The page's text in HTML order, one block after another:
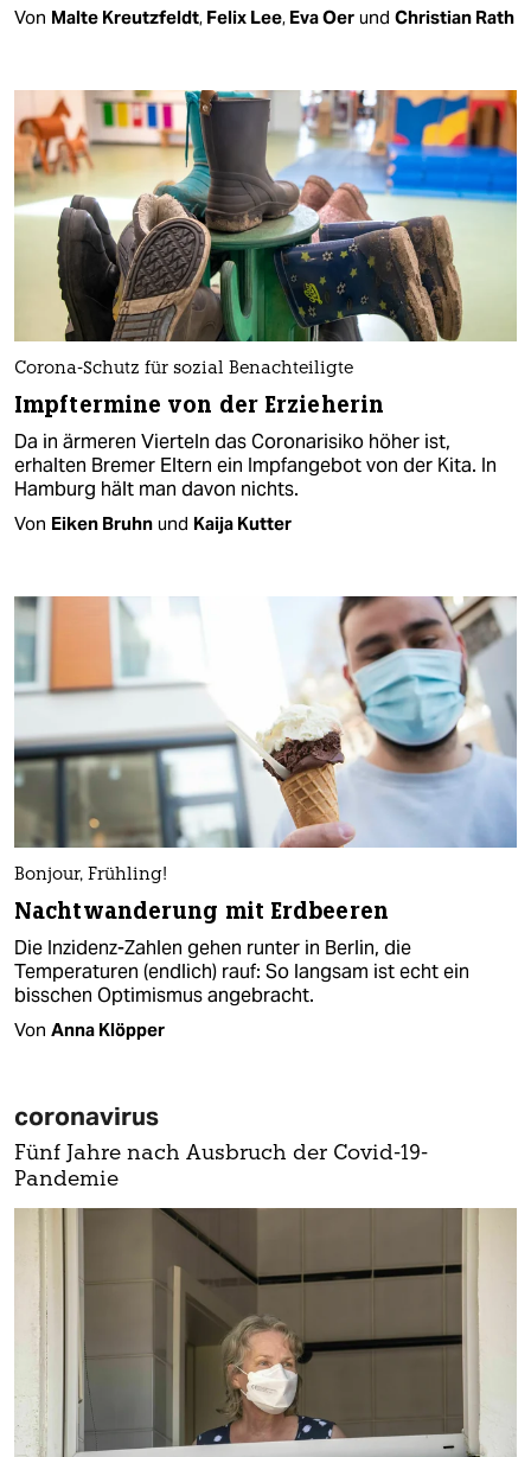
Von Malte Kreutzfeldt, Felix Lee, Eva Oer und Christian Rath
Corona-Schutz für sozial Benachteiligte
Impftermine von der Erzieherin
Da in ärmeren Vierteln das Coronarisiko höher ist,
erhalten Bremer Eltern ein Impfangebot von der Kita. In
Hamburg hält man davon nichts.
Von Eiken Bruhn und Kaija Kutter
Bonjour, Frühling!
Nachtwanderung mit Erdbeeren
Die Inzidenz-Zahlen gehen runter in Berlin, die
Temperaturen (endlich) rauf: So langsam ist echt ein
bisschen Optimismus angebracht.
Von Anna Klöpper
coronavirus
Fünf Jahre nach Ausbruch der Covid-19-
Pandemie